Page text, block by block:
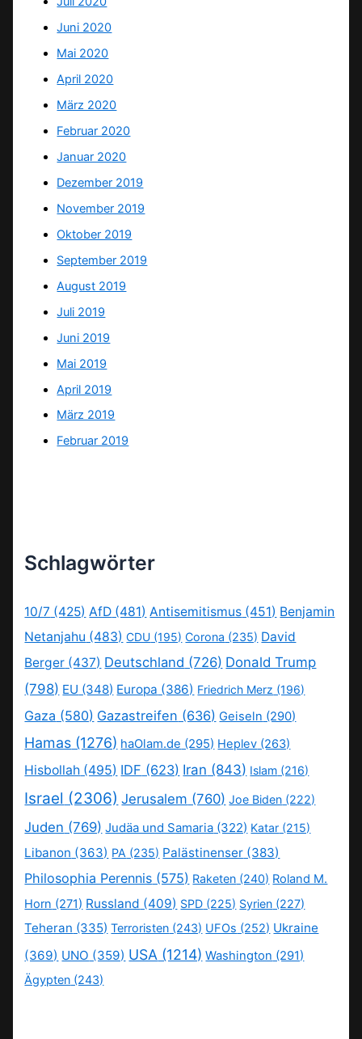
Juni 2020
Mai 2020
April 2020
März 2020
Februar 2020
Januar 2020
Dezember 2019
November 2019
Oktober 2019
September 2019
August 2019
Juli 2019
Juni 2019
Mai 2019
April 2019
März 2019
Februar 2019
Schlagwörter
10/7 (425) AfD (481) Antisemitismus (451) Benjamin
Netanjahu (483) CDU (195) Corona (235) David
Berger (437) Deutschland (726) Donald Trump
(798) EU (348) Europa (386) Friedrich Merz (196)
Gaza (580) Gazastreifen (636) Geiseln (290)
Hamas (1276) haOlam.de (295) Heplev (263)
Hisbollah (495) IDF (623) Iran (843) Islam (216)
Israel (2306) Jerusalem (760) Joe Biden (222)
Juden (769) Judäa und Samaria (322) Katar (215)
Libanon (363) PA (235) Palästinenser (383)
Philosophia Perennis (575) Raketen (240) Roland M.
Horn (271) Russland (409) SPD (225) Syrien (227)
Teheran (335) Terroristen (243) UFOs (252) Ukraine
(369) UNO (359) USA (1214) Washington (291)
Ägypten (243)